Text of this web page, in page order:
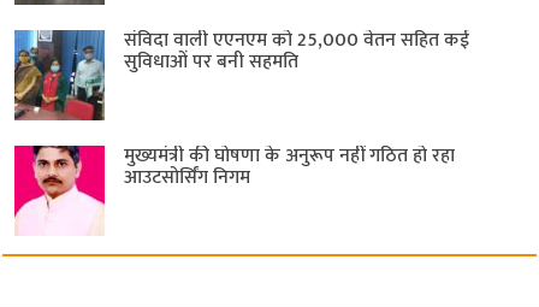
संविदा वाली एएनएम को 25,000 वेतन सहित कई
सुविधाओं पर बनी सहमति
मुख्यमंत्री की घोषणा के अनुरूप नहीं गठित हो रहा
आउटसोर्सिंग निगम